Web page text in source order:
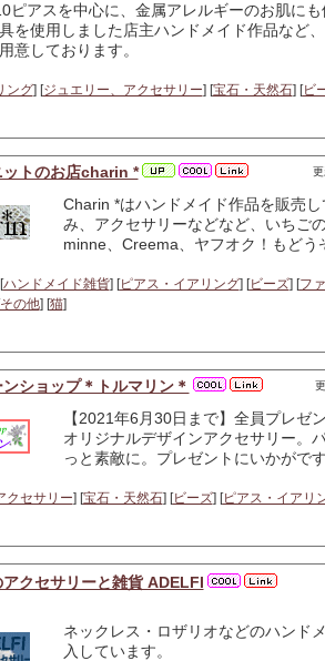
ピアスを中心に、金属アレルギーのお肌に
を使用しました店主ハンドメイド作品など
意しております。
ング] [ジュエリー、アクセサリー] [宝石・天然石] [ビ
ットのお店charin *
Charin *はハンドメイド作品を販売
み、アクセサリーなどなど、いちご
minne、Creema、ヤフオク！もど
ハンドメイド雑貨] [ピアス・イアリング] [ビーズ] [フ
その他] [猫]
ショップ＊トルマリン＊
【2021年6月30日まで】全員プレゼ
オリジナルデザインアクセサリー。
っと素敵に。プレゼントにいかがで
クセサリー] [宝石・天然石] [ビーズ] [ピアス・イアリ
アクセサリーと雑貨 ADELFI
ネックレス・ロザリオなどのハンド
入しています。